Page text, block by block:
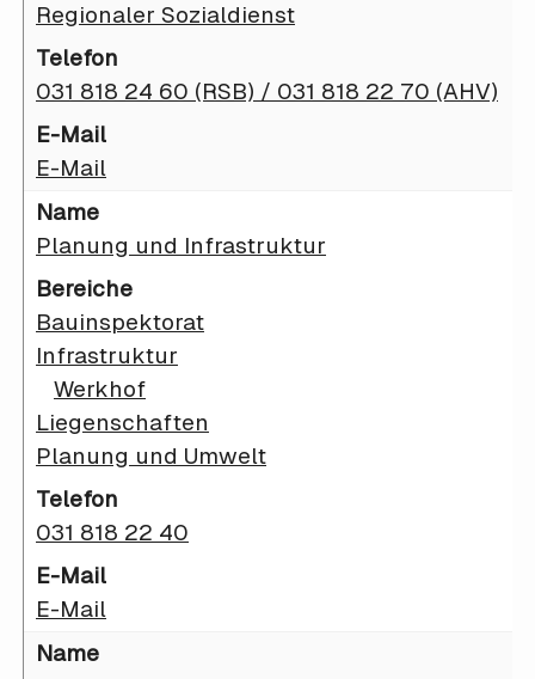
Regionaler Sozialdienst
031 818 24 60 (RSB) / 031 818 22 70 (AHV)
E-Mail
Planung und Infrastruktur
Bauinspektorat
Infrastruktur
Werkhof
Liegenschaften
Planung und Umwelt
031 818 22 40
E-Mail